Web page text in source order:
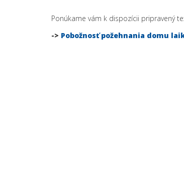
Ponúkame vám k dispozícii pripravený
-> Pobožnosť požehnania domu